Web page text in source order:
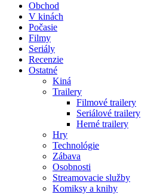
Obchod
V kinách
Počasie
Filmy
Seriály
Recenzie
Ostatné
Kiná
Trailery
Filmové trailery
Seriálové trailery
Herné trailery
Hry
Technológie
Zábava
Osobnosti
Streamovacie služby
Komiksy a knihy